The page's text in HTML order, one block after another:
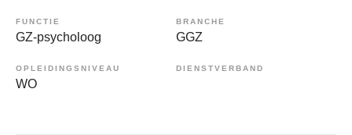
FUNCTIE
GZ-psycholoog
BRANCHE
GGZ
OPLEIDINGSNIVEAU
WO
DIENSTVERBAND